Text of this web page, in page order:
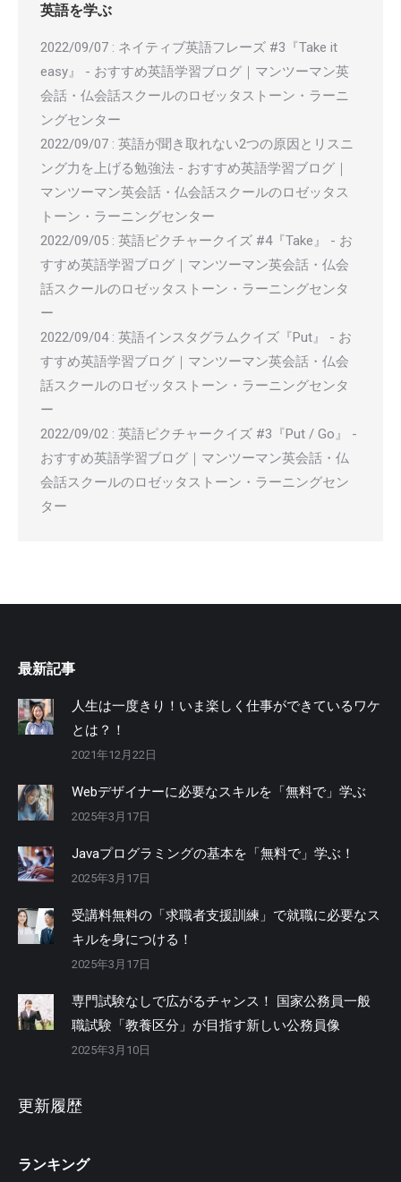
英語を学ぶ
2022/09/07 : ネイティブ英語フレーズ #3『Take it
easy』 - おすすめ英語学習ブログ｜マンツーマン英
会話・仏会話スクールのロゼッタストーン・ラーニ
ングセンター
2022/09/07 : 英語が聞き取れない2つの原因とリスニ
ング力を上げる勉強法 - おすすめ英語学習ブログ｜
マンツーマン英会話・仏会話スクールのロゼッタス
トーン・ラーニングセンター
2022/09/05 : 英語ピクチャークイズ #4『Take』 - お
すすめ英語学習ブログ｜マンツーマン英会話・仏会
話スクールのロゼッタストーン・ラーニングセンタ
ー
2022/09/04: 英語インスタグラムクイズ『Put』 - お
すすめ英語学習ブログ｜マンツーマン英会話・仏会
話スクールのロゼッタストーン・ラーニングセンタ
ー
2022/09/02 : 英語ピクチャークイズ #3『Put / Go』 -
おすすめ英語学習ブログ｜マンツーマン英会話・仏
会話スクールのロゼッタストーン・ラーニングセン
ター
最新記事
人生は一度きり！いま楽しく仕事ができているワケ
とは？！
2021年12月22日
Webデザイナーに必要なスキルを「無料で」学ぶ
2025年3月17日
Javaプログラミングの基本を「無料で」学ぶ！
2025年3月17日
受講料無料の「求職者支援訓練」で就職に必要なス
キルを身につける！
2025年3月17日
専門試験なしで広がるチャンス！ 国家公務員一般
職試験「教養区分」が目指す新しい公務員像
2025年3月10日
更新履歴
ランキング